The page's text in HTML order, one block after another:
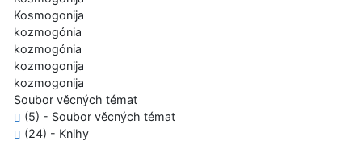
Kosmogonija
kozmogónia
kozmogónia
kozmogonija
kozmogonija
Soubor věcných témat
(5) - Soubor věcných témat
(24) - Knihy